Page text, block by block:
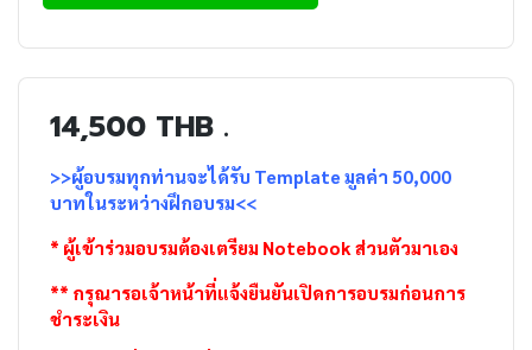
14,500 THB .
>>ผู้อบรมทุกท่านจะได้รับ Template มูลค่า 50,000
บาทในระหว่างฝึกอบรม<<
* ผู้เข้าร่วมอบรมต้องเตรียม Notebook ส่วนตัวมาเอง
** กรุณารอเจ้าหน้าที่แจ้งยืนยันเปิดการอบรมก่อนการ
ชำระเงิน